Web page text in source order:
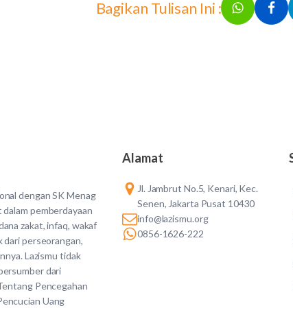
Bagikan Tulisan Ini :
dengan SK Menag
pemberdayaan
zakat, infaq, wakaf
dari perseorangan,
Lazismu tidak
dari
Pencegahan
Uang
Alamat
Jl. Jambrut No.5, Kenari, Kec.
Senen, Jakarta Pusat 10430
info@lazismu.org
0856-1626-222